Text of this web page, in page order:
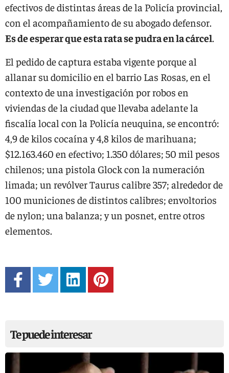
efectivos de distintas áreas de la Policía provincial,
con el acompañamiento de su abogado defensor.
Es de esperar que esta rata se pudra en la cárcel.
El pedido de captura estaba vigente porque al
allanar su domicilio en el barrio Las Rosas, en el
contexto de una investigación por robos en
viviendas de la ciudad que llevaba adelante la
fiscalía local con la Policía neuquina, se encontró:
4,9 de kilos cocaína y 4,8 kilos de marihuana;
$12.163.460 en efectivo; 1.350 dólares; 50 mil pesos
chilenos; una pistola Glock con la numeración
limada; un revólver Taurus calibre 357; alrededor de
100 municiones de distintos calibres; envoltorios
de nylon; una balanza; y un posnet, entre otros
elementos.
Te puede interesar